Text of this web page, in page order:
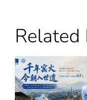
旅
游
办
事
处
参
加
Related